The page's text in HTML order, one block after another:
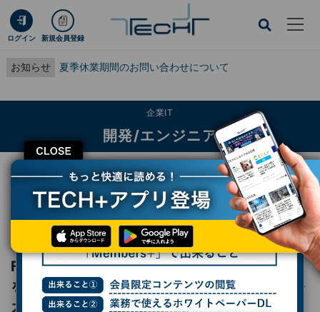
ログイン 新規会員登録
お知らせ 夏季休業期間のお問い合わせについて
CLOSE
企業IT
開発/エンジニア
TECH+ 企業IT
開発/エンジニア
Firefox Nightlyにブラウザ上でローカルLLMを活用する試験機能 - Shift＋Alt
レポート
Firefox Nightlyにブラウザ上でローカルLLM
を活用する試験機能 - Shift＋Altでリンク先を
カード表示